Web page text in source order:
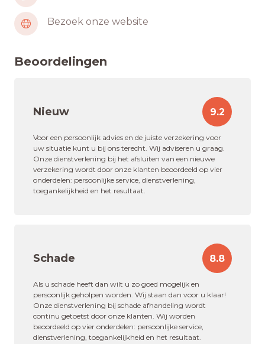
Bezoek onze website
Beoordelingen
Nieuw 9.2
Voor een persoonlijk advies en de juiste verzekering voor
uw situatie kunt u bij ons terecht. Wij adviseren u graag.
Onze dienstverlening bij het afsluiten van een nieuwe
verzekering wordt door onze klanten beoordeeld op vier
onderdelen: persoonlijke service, dienstverlening,
toegankelijkheid en het resultaat.
Schade 8.8
Als u schade heeft dan wilt u zo goed mogelijk en
persoonlijk geholpen worden. Wij staan dan voor u klaar!
Onze dienstverlening bij schade afhandeling wordt
continu getoetst door onze klanten. Wij worden
beoordeeld op vier onderdelen: persoonlijke service,
dienstverlening, toegankelijkheid en het resultaat.